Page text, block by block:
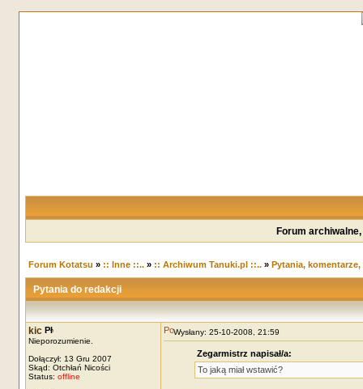
Forum
Forum Kotatsu » :: Inne ::..» :: Archiwum Tanuki.pl ::..» Pytania,
Pytania do redakcji
kic
Nieporozumienie.
Dołączył: 13 Gru 2007
Skąd: Otchłań Nicości
Status: offline
Wysłany: 25-10-2008, 21:59
Zegarmistrz napisał/a:
To jaką miał wstawić?